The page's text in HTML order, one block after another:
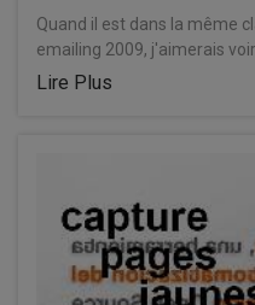
Quand il est dans la même
emailing 2009, j'aimerais
Lire Plus